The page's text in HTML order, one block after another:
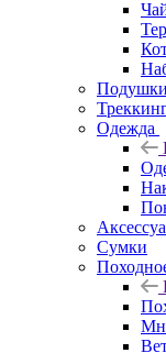
Подушки
Одежда
Сумки